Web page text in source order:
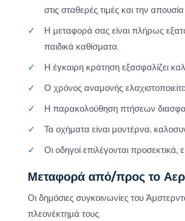
στις σταθερές τιμές και την
✓
Η μεταφορά σας είναι πλήρως
παιδικά καθίσματα.
✓
Η έγκαιρη κράτηση εξασφαλίζει
✓
Ο χρόνος αναμονής
✓
Η παρακολούθηση πτήσεων
✓
Τα οχήματα είναι μοντέρνα,
✓
Οι οδηγοί επιλέγονται προσεκτικά,
Μεταφορά από/προς το
Οι δημόσιες συγκοινωνίες του
πλεονέκτημά τους.